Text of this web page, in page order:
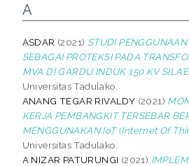
A
ASDAR (2021) STUDI
SEBAGAI PROTEKSI PADA
MVA DI GARDU INDUK 150 KV SILAE
Universitas Tadulako.
ANANG TEGAR RIVALDY (2021)
KERJA PEMBANGKIT TERSEBAR
MENGGUNAKAN IoT (Internet Of
Universitas Tadulako.
A NIZAR PATURUNGI (2021)